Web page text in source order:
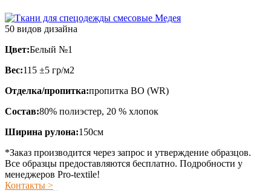
50 видов дизайна
Цвет:Белый №1
Вес:115 ±5 гр/м2
Отделка/пропитка:пропитка ВО (WR)
Состав:80% полиэстер, 20 % хлопок
Ширина рулона:150см
*Заказ производится через запрос и утверждение образцов.
Все образцы предоставляются бесплатно. Подробности у
менеджеров Pro-textile!
Контакты >